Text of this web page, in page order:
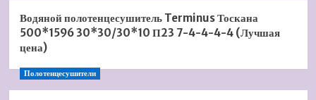
Водяной полотенцесушитель Terminus Тоскана
500*1596 30*30/30*10 П23 7-4-4-4-4 (Лучшая
цена)
Полотенцесушители